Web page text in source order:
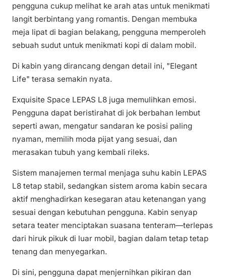
pengguna cukup melihat ke arah atas untuk menikmati
langit berbintang yang romantis. Dengan membuka
meja lipat di bagian belakang, pengguna memperoleh
sebuah sudut untuk menikmati kopi di dalam mobil.
Di kabin yang dirancang dengan detail ini, "Elegant
Life" terasa semakin nyata.
Exquisite Space LEPAS L8 juga memulihkan emosi.
Pengguna dapat beristirahat di jok berbahan lembut
seperti awan, mengatur sandaran ke posisi paling
nyaman, memilih moda pijat yang sesuai, dan
merasakan tubuh yang kembali rileks.
Sistem manajemen termal menjaga suhu kabin LEPAS
L8 tetap stabil, sedangkan sistem aroma kabin secara
aktif menghadirkan kesegaran atau ketenangan yang
sesuai dengan kebutuhan pengguna. Kabin senyap
setara teater menciptakan suasana tenteram—terlepas
dari hiruk pikuk di luar mobil, bagian dalam tetap tetap
tenang dan menyegarkan.
Di sini, pengguna dapat menjernihkan pikiran dan